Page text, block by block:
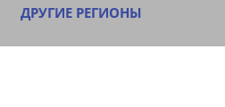
ДРУГИЕ РЕГИОНЫ